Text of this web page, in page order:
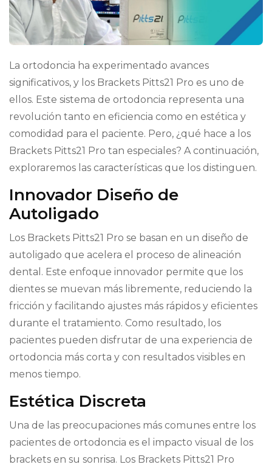
La ortodoncia ha experimentado avances
significativos, y los Brackets Pitts21 Pro es uno de
ellos. Este sistema de ortodoncia representa una
revolución tanto en eficiencia como en estética y
comodidad para el paciente. Pero, ¿qué hace a los
Brackets Pitts21 Pro tan especiales? A continuación,
exploraremos las características que los distinguen.
Innovador Diseño de
Autoligado
Los Brackets Pitts21 Pro se basan en un diseño de
autoligado que acelera el proceso de alineación
dental. Este enfoque innovador permite que los
dientes se muevan más libremente, reduciendo la
fricción y facilitando ajustes más rápidos y eficientes
durante el tratamiento. Como resultado, los
pacientes pueden disfrutar de una experiencia de
ortodoncia más corta y con resultados visibles en
menos tiempo.
Estética Discreta
Una de las preocupaciones más comunes entre los
pacientes de ortodoncia es el impacto visual de los
brackets en su sonrisa. Los Brackets Pitts21 Pro